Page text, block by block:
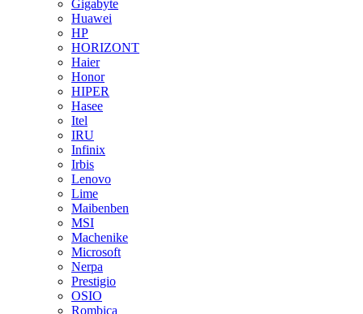
Gigabyte
Huawei
HP
HORIZONT
Haier
Honor
HIPER
Hasee
Itel
IRU
Infinix
Irbis
Lenovo
Lime
Maibenben
MSI
Machenike
Microsoft
Nerpa
Prestigio
OSIO
Rombica